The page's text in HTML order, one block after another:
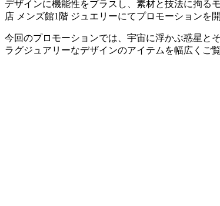
デザインに機能性をプラスし、素材と技法に拘る
店 メンズ館1階 ジュエリーにてプロモーションを
今回のプロモーションでは、宇宙に浮かぶ惑星と
ラグジュアリーなデザインのアイテムを幅広くご